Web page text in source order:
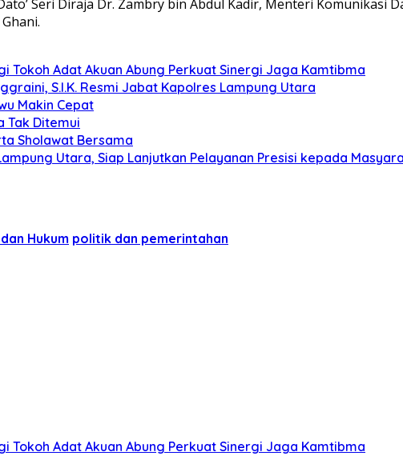
Seri Diraja Dr. Zambry bin Abdul Kadir, Menteri Komunikasi
Tokoh Adat Akuan Abung Perkuat Sinergi Jaga Kamtibma
S.I.K. Resmi Jabat Kapolres Lampung Utara
Makin Cepat
Tak Ditemui
Sholawat Bersama
Utara, Siap Lanjutkan Pelayanan Presisi kepada
Hukum politik dan pemerintahan
Tokoh Adat Akuan Abung Perkuat Sinergi Jaga Kamtibma